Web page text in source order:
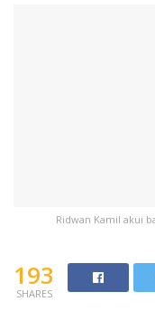
Ridwan Kamil akui
193
SHARES